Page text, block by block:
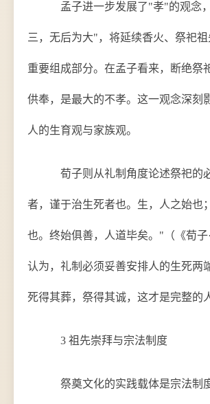
孟子进一步发展了"孝"的观念
三，无后为大"，将延续香火、祭祀
重要组成部分。在孟子看来，断绝祭
供奉，是最大的不孝。这一观念深刻
人的生育观与家族观。
荀子则从礼制角度论述祭祀的
者，谨于治生死者也。生，人之始也
也。终始俱善，人道毕矣。"（《荀子
认为，礼制必须妥善安排人的生死两
死得其葬，祭得其诚，这才是完整的
3 祖先崇拜与宗法制度
祭奠文化的实践载体是宗法制